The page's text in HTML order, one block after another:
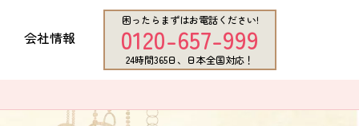
会社情報
困ったらまずはお電話ください!
0120-657-999
24時間365日、日本全国対応！